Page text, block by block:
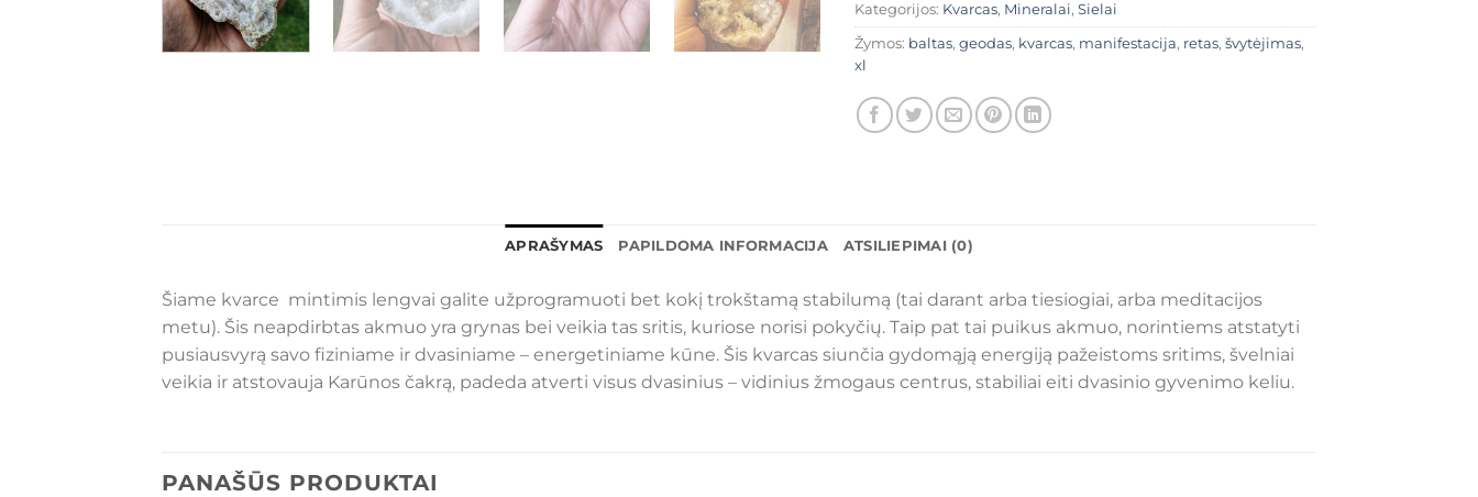
Kategorijos: Kvarcas, Mineralai, Sielai
Žymos: baltas, geodas, kvarcas, manifestacija, retas, švytėjimas,
xl
APRAŠYMAS PAPILDOMA INFORMACIJA ATSILIEPIMAI (0)
Šiame kvarce mintimis lengvai galite užprogramuoti bet kokį trokštamą stabilumą (tai darant arba tiesiogiai, arba meditacijos
metu). Šis neapdirbtas akmuo yra grynas bei veikia tas sritis, kuriose norisi pokyčių. Taip pat tai puikus akmuo, norintiems atstatyti
pusiausvyrą savo fiziniame ir dvasiniame – energetiniame kūne. Šis kvarcas siunčia gydomąją energiją pažeistoms sritims, švelniai
veikia ir atstovauja Karūnos čakrą, padeda atverti visus dvasinius – vidinius žmogaus centrus, stabiliai eiti dvasinio gyvenimo keliu.
PANAŠŪS PRODUKTAI